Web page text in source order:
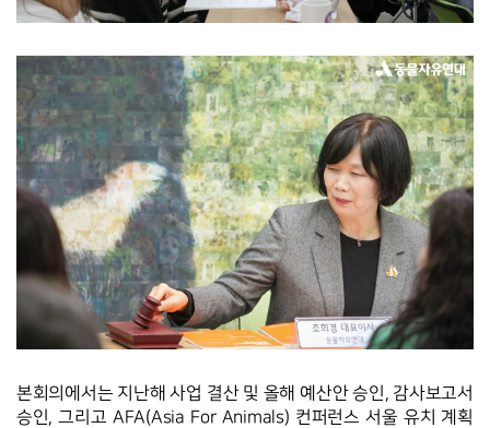
본회의에서는 지난해 사업 결산 및 올해 예산안 승인, 감사보고서
승인, 그리고 AFA(Asia For Animals) 컨퍼런스 서울 유치 계획